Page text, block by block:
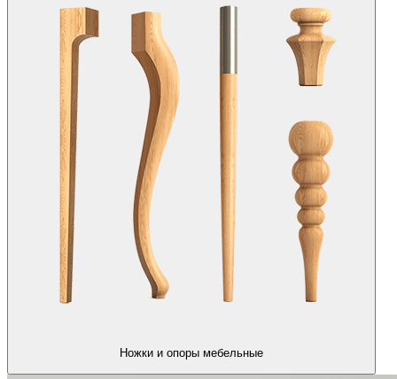
Ножки и опоры мебельные